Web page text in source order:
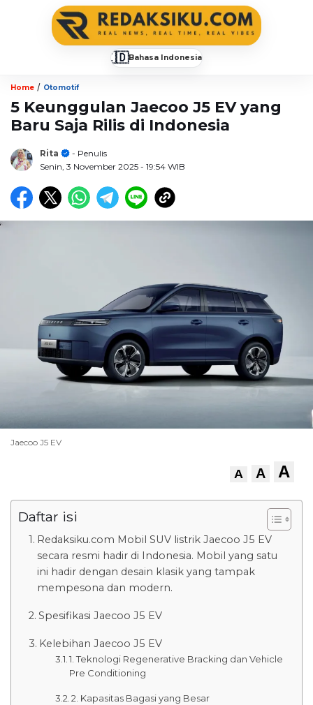
🇮🇩Bahasa Indonesia
Home / Otomotif
5 Keunggulan Jaecoo J5 EV yang
Baru Saja Rilis di Indonesia
Rita
- Penulis
Senin, 3 November 2025 - 19:54 WIB
Jaecoo J5 EV
A A A
Daftar isi
Redaksiku.com Mobil SUV listrik Jaecoo J5 EV
secara resmi hadir di Indonesia. Mobil yang satu
ini hadir dengan desain klasik yang tampak
mempesona dan modern.
Spesifikasi Jaecoo J5 EV
Kelebihan Jaecoo J5 EV
1. Teknologi Regenerative Bracking dan Vehicle
Pre Conditioning
2. Kapasitas Bagasi yang Besar